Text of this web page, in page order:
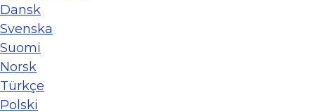
Dansk
Svenska
Suomi
Norsk
Türkçe
Polski